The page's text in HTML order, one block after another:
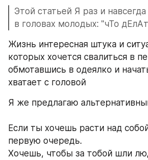
Этой статьей Я раз и
в головах молодых: "чТо
Жизнь интересная штука и
которых хочется свалиться в
обмотавшись в одеялко и
хватает с головой
Я же предлагаю
Если ты хочешь расти над
первую очередь.
Хочешь, чтобы за тобой шли